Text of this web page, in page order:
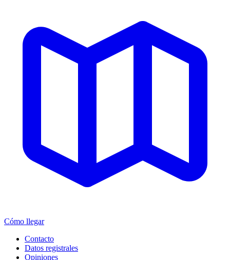
Cómo llegar
Contacto
Datos registrales
Opiniones